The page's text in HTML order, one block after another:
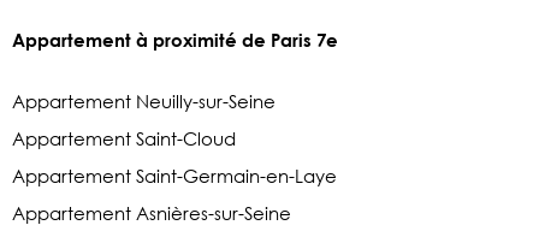
Appartement à proximité de Paris 7e
Appartement Neuilly-sur-Seine
Appartement Saint-Cloud
Appartement Saint-Germain-en-Laye
Appartement Asnières-sur-Seine